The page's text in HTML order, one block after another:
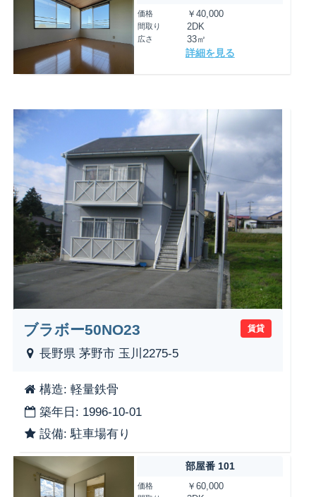
価格 ￥40,000
間取り 2DK
広さ 33㎡
詳細を見る
賃貸
ブラボー50NO23
長野県 茅野市 玉川2275-5
構造: 軽量鉄骨
築年日: 1996-10-01
設備: 駐車場有り
部屋番 101
価格 ￥60,000